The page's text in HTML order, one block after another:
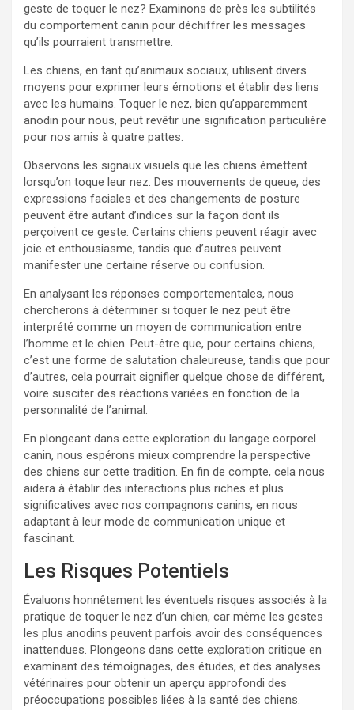
geste de toquer le nez? Examinons de près les subtilités
du comportement canin pour déchiffrer les messages
qu’ils pourraient transmettre.
Les chiens, en tant qu’animaux sociaux, utilisent divers
moyens pour exprimer leurs émotions et établir des liens
avec les humains. Toquer le nez, bien qu’apparemment
anodin pour nous, peut revêtir une signification particulière
pour nos amis à quatre pattes.
Observons les signaux visuels que les chiens émettent
lorsqu’on toque leur nez. Des mouvements de queue, des
expressions faciales et des changements de posture
peuvent être autant d’indices sur la façon dont ils
perçoivent ce geste. Certains chiens peuvent réagir avec
joie et enthousiasme, tandis que d’autres peuvent
manifester une certaine réserve ou confusion.
En analysant les réponses comportementales, nous
chercherons à déterminer si toquer le nez peut être
interprété comme un moyen de communication entre
l’homme et le chien. Peut-être que, pour certains chiens,
c’est une forme de salutation chaleureuse, tandis que pour
d’autres, cela pourrait signifier quelque chose de différent,
voire susciter des réactions variées en fonction de la
personnalité de l’animal.
En plongeant dans cette exploration du langage corporel
canin, nous espérons mieux comprendre la perspective
des chiens sur cette tradition. En fin de compte, cela nous
aidera à établir des interactions plus riches et plus
significatives avec nos compagnons canins, en nous
adaptant à leur mode de communication unique et
fascinant.
Les Risques Potentiels
Évaluons honnêtement les éventuels risques associés à la
pratique de toquer le nez d’un chien, car même les gestes
les plus anodins peuvent parfois avoir des conséquences
inattendues. Plongeons dans cette exploration critique en
examinant des témoignages, des études, et des analyses
vétérinaires pour obtenir un aperçu approfondi des
préoccupations possibles liées à la santé des chiens.